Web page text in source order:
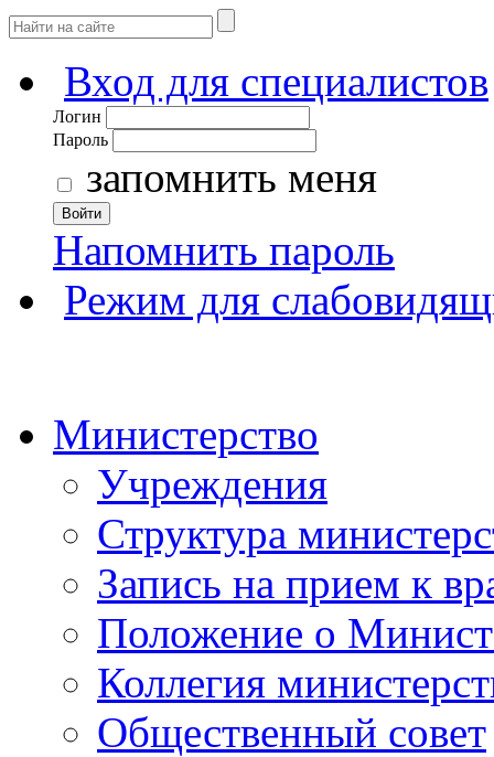
Вход для специалистов
Логин
Пароль
запомнить меня
Войти
Напомнить пароль
Режим для
Министерство
Учреждения
Структура
Запись на прием к
Положение о
Коллегия
Общественный совет